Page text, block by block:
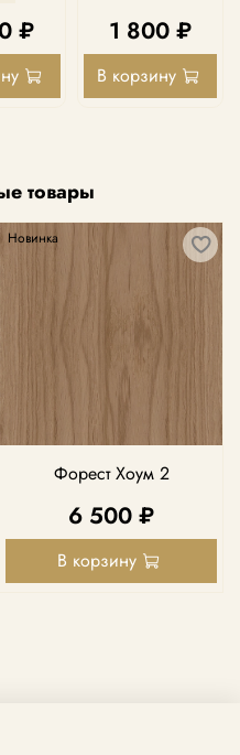
₽ 1 800 ₽
В корзину
товары
Новинка
Форест Хоум 2
6 500 ₽
В корзину